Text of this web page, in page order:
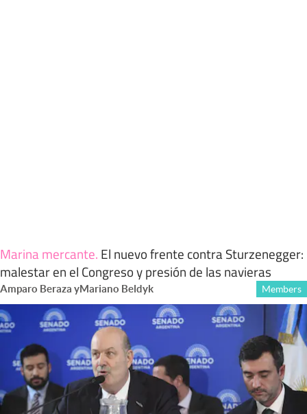
Marina mercante. El nuevo frente contra Sturzenegger:
malestar en el Congreso y presión de las navieras
Amparo Beraza yMariano Beldyk Members